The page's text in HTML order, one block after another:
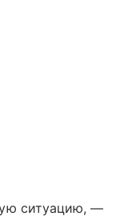
ситуацию, —